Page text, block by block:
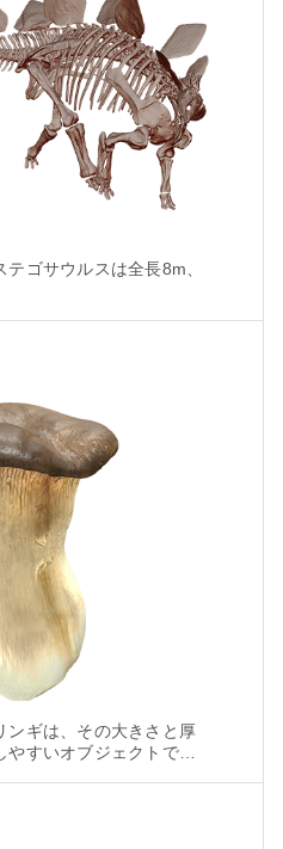
ゴサウルスは全長8m、
ンギは、その大きさと厚
やすいオブジェクトでし